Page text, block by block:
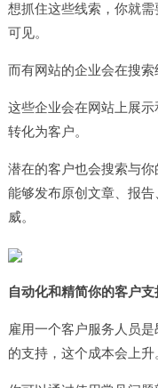
想抓住这些线索，你就
可见。
而有网站的企业会在搜索
这些企业会在网站上展
转化为客户。
潜在的客户也会搜索与
能够发布原创文章、报
威。
自动化和精简你的客户支
雇用一个客户服务人员
的支持，这个成本会上升